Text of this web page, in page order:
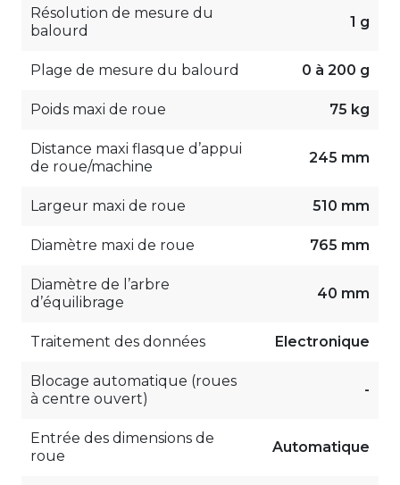
Résolution de mesure du
balourd
1 g
Plage de mesure du balourd 0 à 200 g
Poids maxi de roue 75 kg
Distance maxi flasque d’appui
de roue/machine
245 mm
Largeur maxi de roue 510 mm
Diamètre maxi de roue 765 mm
Diamètre de l’arbre
d’équilibrage
40 mm
Traitement des données Electronique
Blocage automatique (roues
à centre ouvert)
-
Entrée des dimensions de
roue
Automatique